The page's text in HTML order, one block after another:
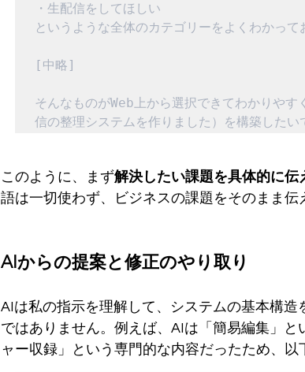
・生配信をしてほしい
というような全体のカテゴリーをよくわかって
[中略]
そんなものがWeb上から選択できてわかりや
信の整理システムを作りました）を構築したい
このように、まず解決したい課題を具体的に伝
語は一切使わず、ビジネスの課題をそのまま伝
AIからの提案と修正のやり取り
AIは私の指示を理解して、システムの基本構
ではありません。例えば、AIは「簡易編集」
ャー収録」という専門的な内容だったため、以